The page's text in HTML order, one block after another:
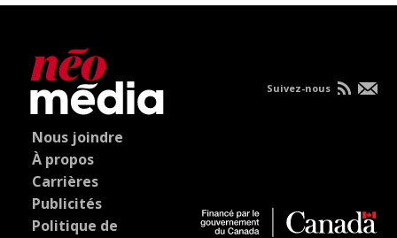
Nous joindre
À propos
Carrières
Publicités
Politique de
Suivez-nous